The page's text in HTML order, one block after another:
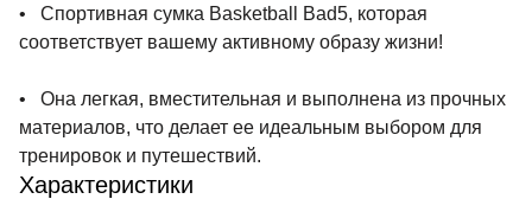
• Спортивная сумка Basketball Bad5, которая
соответствует вашему активному образу жизни!
• Она легкая, вместительная и выполнена из прочных
материалов, что делает ее идеальным выбором для
тренировок и путешествий.
Характеристики